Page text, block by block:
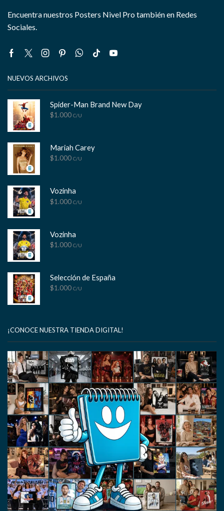
Encuentra nuestros Posters Nivel Pro también en Redes
Sociales.
Facebook
TwitterInstagram
PinterestWhatsapp
Tik- Youtube
NUEVOS ARCHIVOS
Spider-Man Brand New Day
$1.000 C/U
Mariah Carey
$1.000 C/U
Vozinha
$1.000 C/U
Vozinha
$1.000 C/U
Selección de España
$1.000 C/U
¡CONOCE NUESTRA TIENDA DIGITAL!